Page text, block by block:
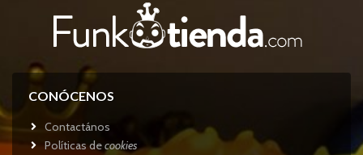
CONÓCENOS
Contactános
Políticas decookies